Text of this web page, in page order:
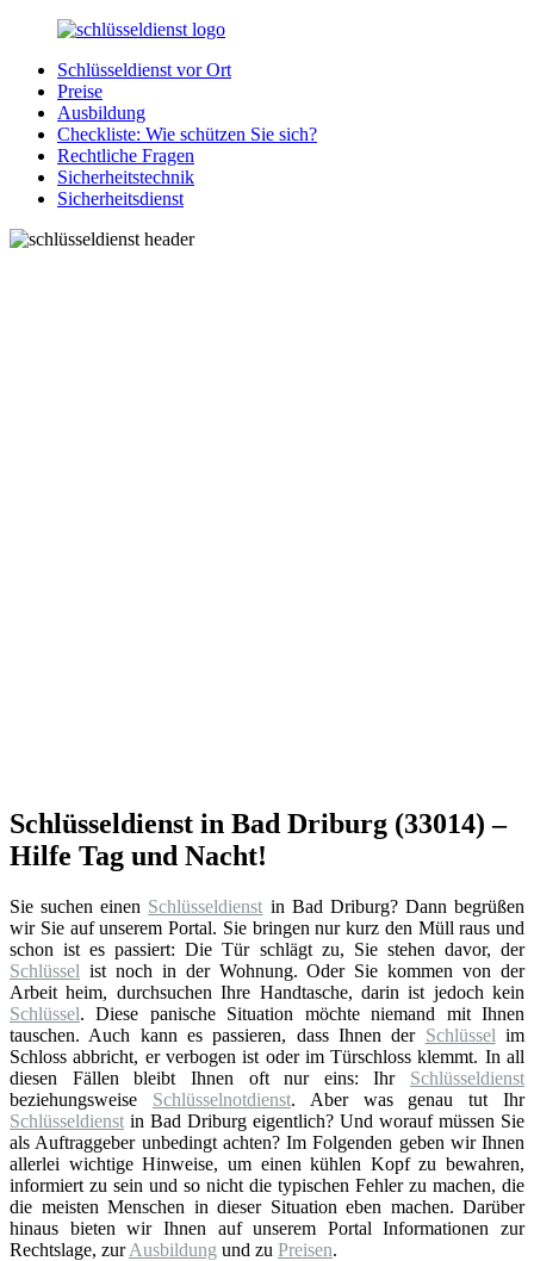
Zurück
Inhalt
SchluesseldienstDirekt.de
Ihre
Notlage
wird
gelöst!
Schlüsseldienst vor Ort
Preise
Ausbildung
Checkliste: Wie schützen Sie sich?
Rechtliche Fragen
Sicherheitstechnik
Sicherheitsdienst
Schlüsseldienst in Bad Driburg (33014) –
Hilfe Tag und Nacht!
Sie suchen einen Schlüsseldienst in Bad Driburg? Dann begrüßen
wir Sie auf unserem Portal. Sie bringen nur kurz den Müll raus und
schon ist es passiert: Die Tür schlägt zu, Sie stehen davor, der
Schlüssel ist noch in der Wohnung. Oder Sie kommen von der
Arbeit heim, durchsuchen Ihre Handtasche, darin ist jedoch kein
Schlüssel. Diese panische Situation möchte niemand mit Ihnen
tauschen. Auch kann es passieren, dass Ihnen der Schlüssel im
Schloss abbricht, er verbogen ist oder im Türschloss klemmt. In all
diesen Fällen bleibt Ihnen oft nur eins: Ihr Schlüsseldienst
beziehungsweise Schlüsselnotdienst. Aber was genau tut Ihr
Schlüsseldienst in Bad Driburg eigentlich? Und worauf müssen Sie
als Auftraggeber unbedingt achten? Im Folgenden geben wir Ihnen
allerlei wichtige Hinweise, um einen kühlen Kopf zu bewahren,
informiert zu sein und so nicht die typischen Fehler zu machen, die
die meisten Menschen in dieser Situation eben machen. Darüber
hinaus bieten wir Ihnen auf unserem Portal Informationen zur
Rechtslage, zurAusbildung und zu Preisen.